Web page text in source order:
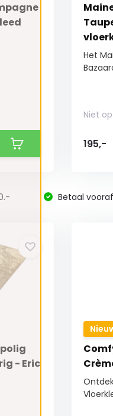
Het
Niet
195,-
Betaal
- Eric